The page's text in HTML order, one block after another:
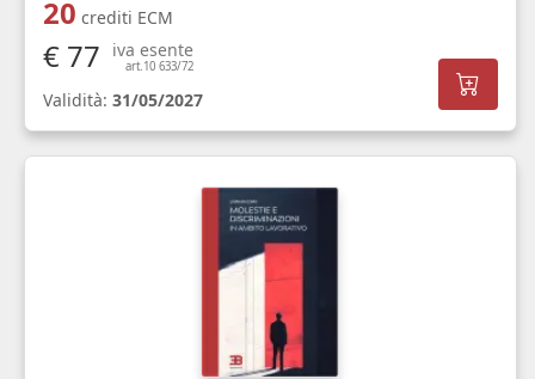
20 crediti ECM
€ 77 iva esente
art.10 633/72
Validità: 31/05/2027